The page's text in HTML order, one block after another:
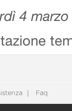
4
Faq